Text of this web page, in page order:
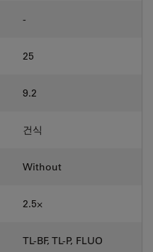
-
25
9.2
건식
Without
2.5⨉
TL-BF, TL-P, FLUO